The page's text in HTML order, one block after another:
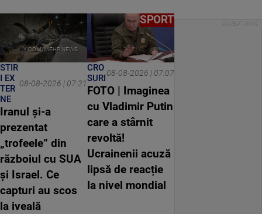
X.COM/MEHR NEWS
STIR
I EX
TER
NE
08-08-2026 | 07:21
Iranul și-a
prezentat
„trofeele” din
războiul cu SUA
și Israel. Ce
capturi au scos
la iveală
SPORT
CRO
SURI08-08-2026 | 07:07
FOTO | Imaginea
cu Vladimir Putin
care a stârnit
revoltă!
Ucrainenii acuză
lipsă de reacție
la nivel mondial